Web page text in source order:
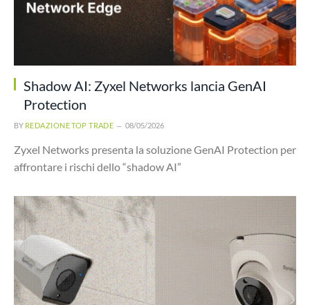
Shadow AI: Zyxel Networks lancia GenAI
Protection
BY REDAZIONE TOP TRADE 08/05/2026
Zyxel Networks presenta la soluzione GenAI Protection per
affrontare i rischi dello “shadow AI”